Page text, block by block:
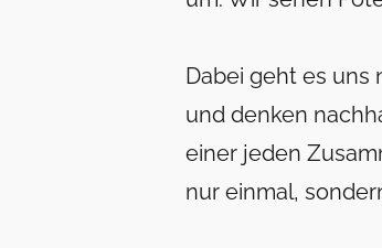
Dabei geht es uns
und denken
einer jeden
nur einmal,